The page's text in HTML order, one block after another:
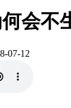
会不
07-12